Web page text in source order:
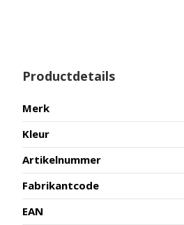
Productdetails
Merk
Kleur
Artikelnummer
Fabrikantcode
EAN